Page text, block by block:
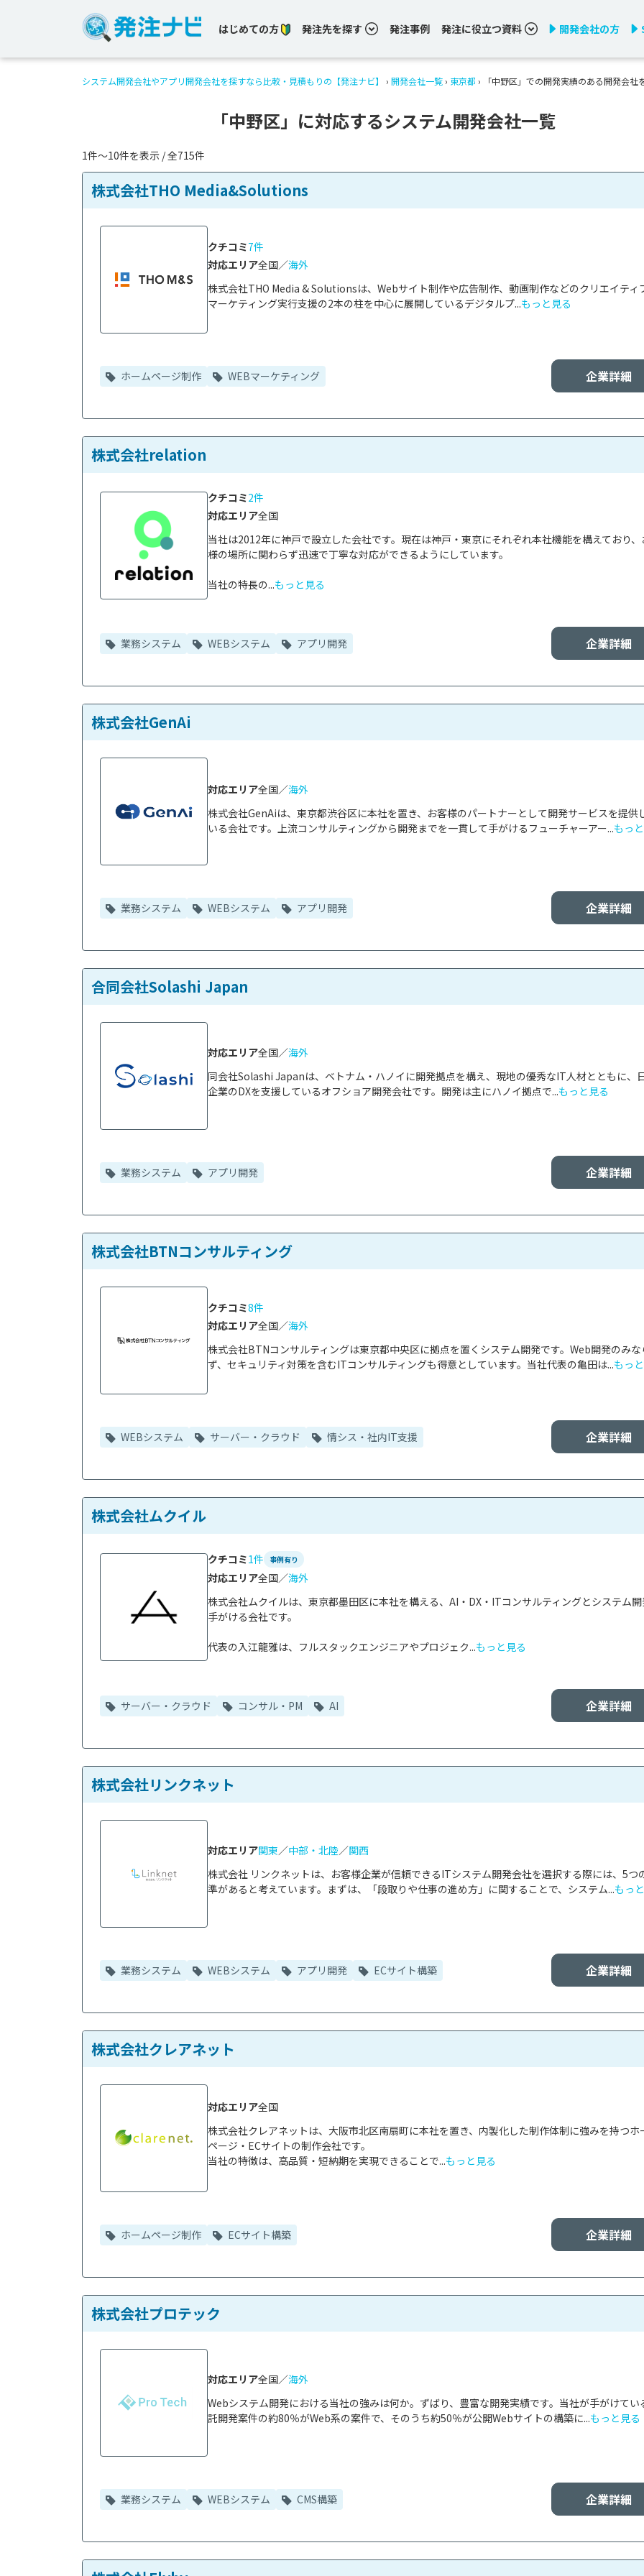
はじめての方 発注先を探す 発注事例 発注に役立つ資料 開発会社の方
システム開発会社やアプリ開発会社を探すなら比較・見積もりの【発注ナビ】 › 開発会社一覧 › 東京都 › 「中野区」での開発実績のある開発会社
「中野区」に対応するシステム開発会社一覧
1件〜10件を表示 / 全715件
株式会社THO Media&Solutions
株式会社THO Media & Solutionsは、Webサイト制作や広告制作、動画制作などのクリエイティ
マーケティング実行支援の2本の柱を中心に展開しているデジタルプ...もっと見る
クチコミ7件
対応エリア全国／海外
企業詳細
ホームページ制作 WEBマーケティング
株式会社relation
当社は2012年に神戸で設立した会社です。現在は神戸・東京にそれぞれ本社機能を構えており、
様の場所に関わらず迅速で丁寧な対応ができるようにしています。
当社の特長の...もっと見る
クチコミ2件
対応エリア全国
企業詳細
業務システム WEBシステム アプリ開発
株式会社GenAi
株式会社GenAiは、東京都渋谷区に本社を置き、お客様のパートナーとして開発サービスを提供
いる会社です。上流コンサルティングから開発までを一貫して手がけるフューチャーアー...もっ
対応エリア全国／海外
企業詳細
業務システム WEBシステム アプリ開発
合同会社Solashi Japan
同会社Solashi Japanは、ベトナム・ハノイに開発拠点を構え、現地の優秀なIT人材とともに、
企業のDXを支援しているオフショア開発会社です。開発は主にハノイ拠点で...もっと見る
対応エリア全国／海外
企業詳細
業務システム アプリ開発
株式会社BTNコンサルティング
株式会社BTNコンサルティングは東京都中央区に拠点を置くシステム開発です。Web開発のみな
ず、セキュリティ対策を含むITコンサルティングも得意としています。当社代表の亀田は...もっ
クチコミ8件
対応エリア全国／海外
企業詳細
WEBシステム サーバー・クラウド 情シス・社内IT支援
株式会社ムクイル
株式会社ムクイルは、東京都墨田区に本社を構える、AI・DX・ITコンサルティングとシステム
手がける会社です。
代表の入江龍雅は、フルスタックエンジニアやプロジェク...もっと見る
クチコミ1件 事例有り
対応エリア全国／海外
企業詳細
サーバー・クラウド コンサル・PM AI
株式会社リンクネット
株式会社 リンクネットは、お客様企業が信頼できるITシステム開発会社を選択する際には、5つ
準があると考えています。まずは、「段取りや仕事の進め方」に関することで、システム...もっ
対応エリア関東／中部・北陸／関西
企業詳細
業務システム WEBシステム アプリ開発 ECサイト構築
株式会社クレアネット
株式会社クレアネットは、大阪市北区南扇町に本社を置き、内製化した制作体制に強みを持つホ
ページ・ECサイトの制作会社です。
当社の特徴は、高品質・短納期を実現できることで...もっと見る
対応エリア全国
企業詳細
ホームページ制作 ECサイト構築
株式会社プロテック
Webシステム開発における当社の強みは何か。ずばり、豊富な開発実績です。当社が手がけてい
託開発案件の約80％がWeb系の案件で、そのうち約50％が公開Webサイトの構築に...もっと見る
対応エリア全国／海外
企業詳細
業務システム WEBシステム CMS構築